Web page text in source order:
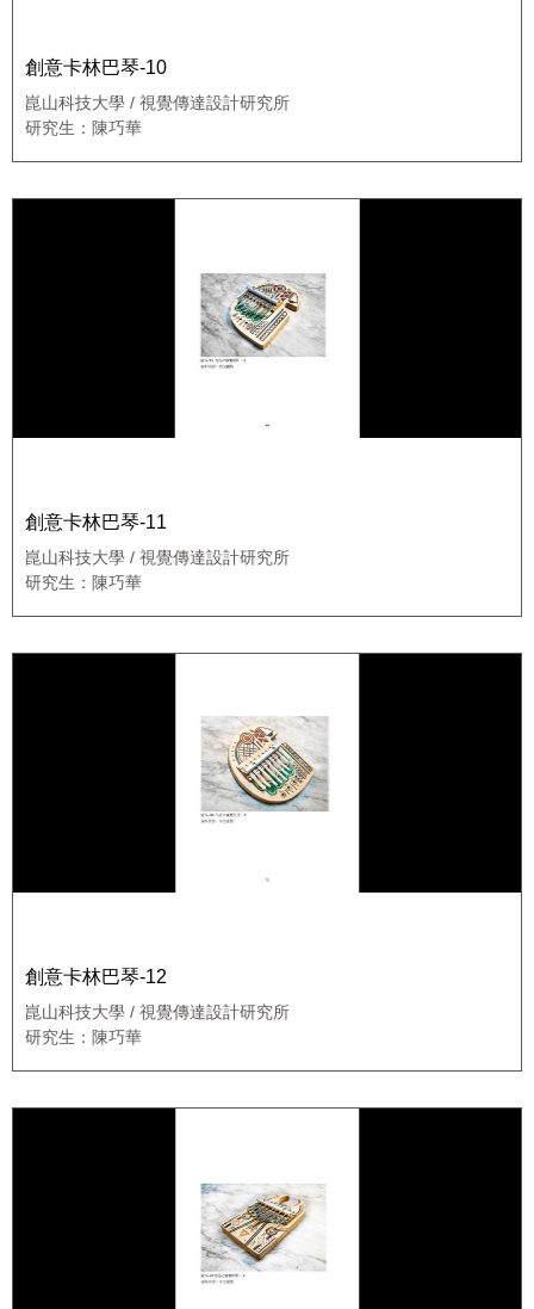
創意卡林巴琴-10
崑山科技大學 / 視覺傳達設計研究所
研究生：陳巧華
創意卡林巴琴-11
崑山科技大學 / 視覺傳達設計研究所
研究生：陳巧華
創意卡林巴琴-12
崑山科技大學 / 視覺傳達設計研究所
研究生：陳巧華